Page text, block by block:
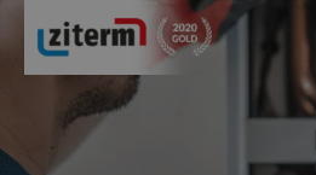
treści